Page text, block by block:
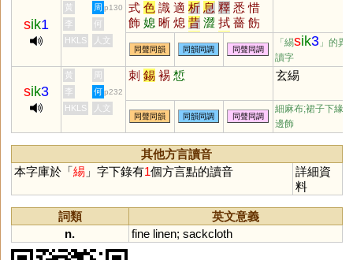
sik1
黃 周 p130 式 色 識 適 析 息 釋 悉 惜
飾 媳 晰 熄 昔 澀 拭 薔 飭
銫 淅 蜥 軾 嗇 栻 奭 蟋 衋
皙 螫 窸 潟 襫 菥 骰 醳 穡
腊 舄 赩 螅 鄎 蒠 瘜 濇 蕮
轖 摵 适 獡
鉽 蝷 鎴
李
何
HKLS
人文
同聲同韻 同韻同調 同聲同調
「緆sik3 」的異
讀字
sik3
黃 周 刺 錫 裼 惁 玄緆
李 何 p232
HKLS 人文
同聲同韻 同韻同調 同聲同調
細麻布;裙子下緣的
邊飾
其他方言讀音
本字庫於「緆」字下錄有1個方言點的讀音
詳細資
料
詞類
英文意義
n.
fine linen; sackcloth